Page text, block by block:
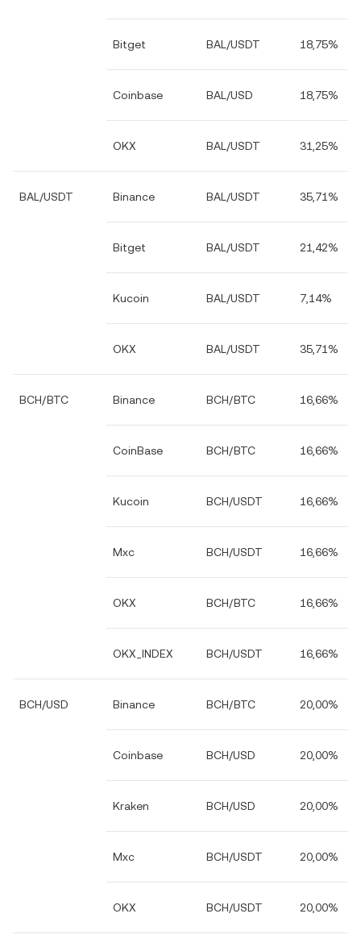
Bitget BAL/USDT 18,75%
Coinbase BAL/USD 18,75%
OKX BAL/USDT 31,25%
BAL/USDT Binance BAL/USDT 35,71%
Bitget BAL/USDT 21,42%
Kucoin BAL/USDT 7,14%
OKX BAL/USDT 35,71%
BCH/BTC Binance BCH/BTC 16,66%
CoinBase BCH/BTC 16,66%
Kucoin BCH/USDT 16,66%
Mxc BCH/USDT 16,66%
OKX BCH/BTC 16,66%
OKX_INDEX BCH/USDT 16,66%
BCH/USD Binance BCH/BTC 20,00%
Coinbase BCH/USD 20,00%
Kraken BCH/USD 20,00%
Mxc BCH/USDT 20,00%
OKX BCH/USDT 20,00%